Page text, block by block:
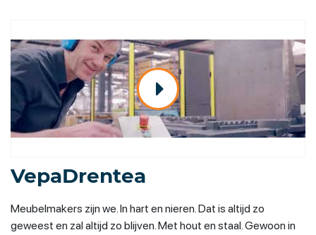
VepaDrentea
Meubelmakers zijn we. In hart en nieren. Dat is altijd zo
geweest en zal altijd zo blijven. Met hout en staal. Gewoon in